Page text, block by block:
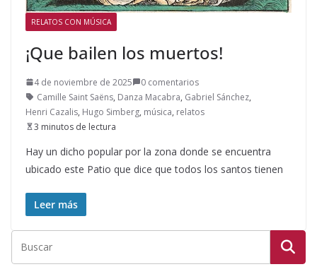
RELATOS CON MÚSICA
¡Que bailen los muertos!
4 de noviembre de 2025
0 comentarios
Camille Saint Saëns, Danza Macabra, Gabriel Sánchez,
Henri Cazalis, Hugo Simberg, música, relatos
3 minutos de lectura
Hay un dicho popular por la zona donde se encuentra
ubicado este Patio que dice que todos los santos tienen
Leer más